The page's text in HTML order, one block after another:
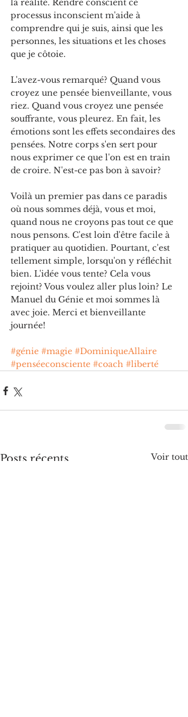
la réalité. Rendre conscient ce
processus inconscient m'aide à
comprendre qui je suis, ainsi que les
personnes, les situations et les choses
que je côtoie.
L'avez-vous remarqué? Quand vous
croyez une pensée bienveillante, vous
riez. Quand vous croyez une pensée
souffrante, vous pleurez. En fait, les
émotions sont les effets secondaires des
pensées. Notre corps s'en sert pour
nous exprimer ce que l'on est en train
de croire. N'est-ce pas bon à savoir?
Voilà un premier pas dans ce paradis
où nous sommes déjà, vous et moi,
quand nous ne croyons pas tout ce que
nous pensons. C'est loin d'être facile à
pratiquer au quotidien. Pourtant, c'est
tellement simple, lorsqu'on y réfléchit
bien. L'idée vous tente? Cela vous
rejoint? Vous voulez aller plus loin? Le
Manuel du Génie et moi sommes là
avec joie. Merci et bienveillante
journée!
#génie #magie #DominiqueAllaire
#penséeconsciente #coach #liberté
Posts récents Voir tout